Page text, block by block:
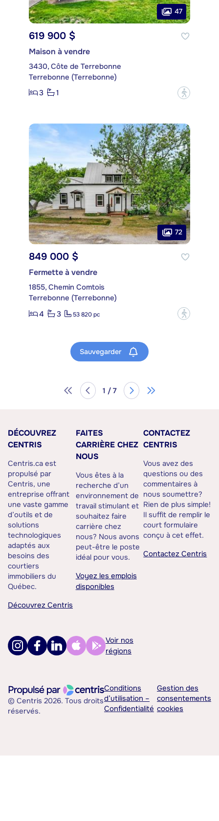
47
619 900 $
Maison à vendre
3430, Côte de Terrebonne
Terrebonne (Terrebonne)
3
1 ?
72
849 000 $
Fermette à vendre
1855, Chemin Comtois
Terrebonne (Terrebonne)
4
3 53 820 pc ?
Sauvegarder
1 / 7
DÉCOUVREZ
CENTRIS
Centris.ca est
propulsé par
Centris, une
entreprise offrant
une vaste gamme
d’outils et de
solutions
technologiques
adaptés aux
besoins des
courtiers
immobiliers du
Québec.
Découvrez Centris
FAITES
CARRIÈRE CHEZ
NOUS
Vous êtes à la
recherche d’un
environnement de
travail stimulant et
souhaitez faire
carrière chez
nous? Nous avons
peut-être le poste
idéal pour vous.
Voyez les emplois
disponibles
CONTACTEZ
CENTRIS
Vous avez des
questions ou des
commentaires à
nous soumettre?
Rien de plus simple!
Il suffit de remplir le
court formulaire
conçu à cet effet.
Contactez Centris
Voir nos
régions
© Centris 2026. Tous droits
réservés.
Conditions
d’utilisation –
Confidentialité
Gestion des
consentements
cookies